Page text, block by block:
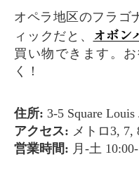
オペラ地区のフラゴナール香水博物館付属のブテ
ィックだと、
オボン
買い物できます。
く！
住所: 3-5 Square Louis
アクセス: メトロ3, 7,
営業時間: 月-土